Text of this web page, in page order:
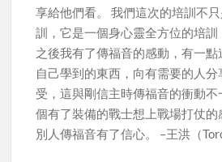
享給他們看。 我們這次的培訓不
訓，它是一個身心靈全方位的培
之後我有了傳福音的感動，有一
自己學到的東西，向有需要的人
受，這與剛信主時傳福音的衝動
個有了裝備的戰士想上戰場打仗的
別人傳福音有了信心。 –王洪（